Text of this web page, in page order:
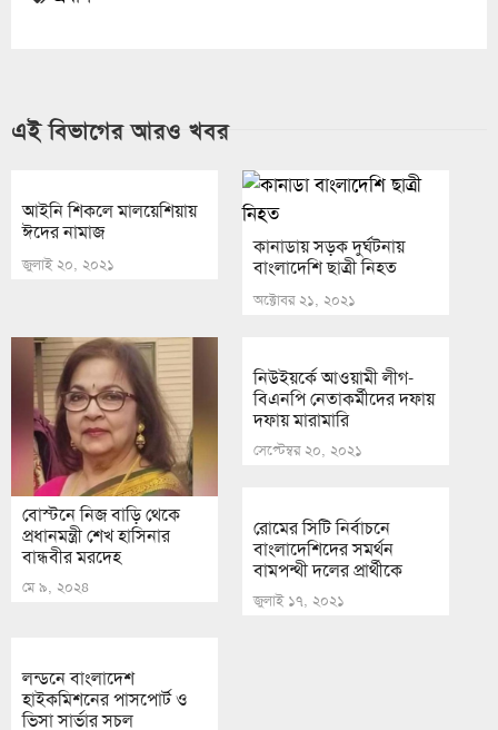
এই বিভাগের আরও খবর
আইনি শিকলে মালয়েশিয়ায়
ঈদের নামাজ
জুলাই ২০, ২০২১
কানাডায় সড়ক দুর্ঘটনায়
বাংলাদেশি ছাত্রী নিহত
অক্টোবর ২১, ২০২১
বোস্টনে নিজ বাড়ি থেকে
প্রধানমন্ত্রী শেখ হাসিনার
বান্ধবীর মরদেহ
মে ৯, ২০২৪
নিউইয়র্কে আওয়ামী লীগ-
বিএনপি নেতাকর্মীদের দফায়
দফায় মারামারি
সেপ্টেম্বর ২০, ২০২১
রোমের সিটি নির্বাচনে
বাংলাদেশিদের সমর্থন
বামপন্থী দলের প্রার্থীকে
জুলাই ১৭, ২০২১
লন্ডনে বাংলাদেশ
হাইকমিশনের পাসপোর্ট ও
ভিসা সার্ভার সচল